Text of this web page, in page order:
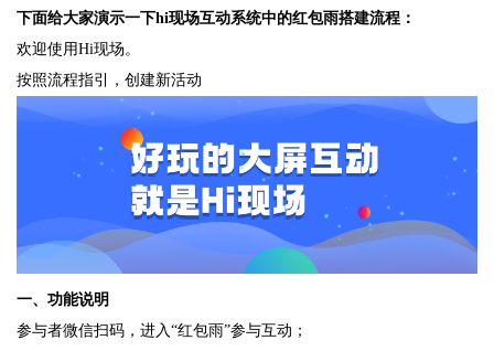
下面给大家演示一下hi现场互动系统中的红包雨搭建流程：
欢迎使用Hi现场。
按照流程指引，创建新活动
一、功能说明
参与者微信扫码，进入“红包雨”参与互动；